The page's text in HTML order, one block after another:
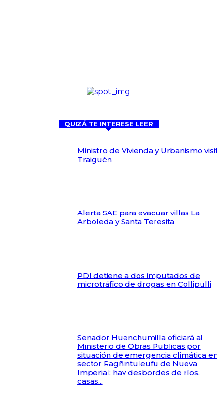
QUIZÁ TE INTERESE LEER
Ministro de Vivienda y Urbanismo
Traiguén
Alerta SAE para evacuar villas La
Arboleda y Santa Teresita
PDI detiene a dos imputados de
microtráfico de drogas en Collipulli
Senador Huenchumilla oficiará al
Ministerio de Obras Públicas por
situación de emergencia climática
sector Ragñintuleufu de Nueva
Imperial: hay desbordes de ríos,
casas...